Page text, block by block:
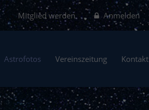
Anmelden
Mitglied werden
Astrofotos Vereinszeitung Kontakt